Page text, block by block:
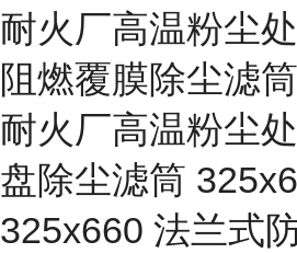
耐火厂高温粉尘
阻燃覆膜除尘滤筒
耐火厂高温粉尘
盘除尘滤筒
325x660 法兰式